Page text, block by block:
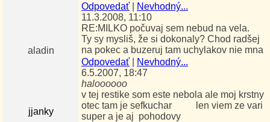
Odpovedať
Nevhodný...
11.3.2008, 11:10
aladin
RE:MILKO počuvaj sem nebud na vela.
Ty sy mysliš, že si dokonaly? Chod radšej
na pokec a buzeruj tam uchylakov nie mna
Odpovedať
Nevhodný...
6.5.2007, 18:47
jjanky
haloooooo
v tej restike som este nebola ale moj krstny
otec tam je sefkuchar len viem ze vari
super a je aj pohodovy